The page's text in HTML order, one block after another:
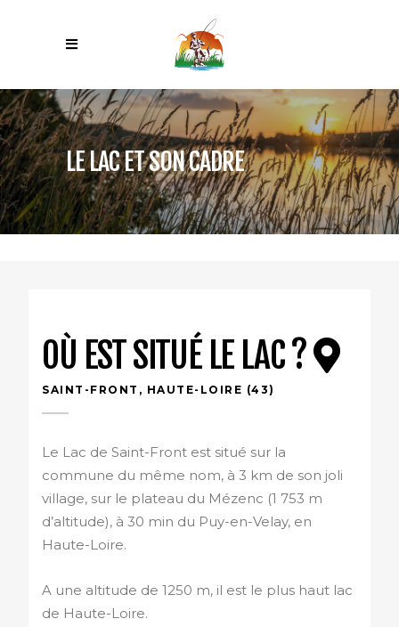
LE LAC ET SON CADRE
OÙ EST SITUÉ LE LAC ?
SAINT-FRONT, HAUTE-LOIRE (43)
Le Lac de Saint-Front est situé sur la
commune du même nom, à 3 km de son joli
village, sur le plateau du Mézenc (1 753 m
d’altitude), à 30 min du Puy-en-Velay, en
Haute-Loire.
A une altitude de 1250 m, il est le plus haut lac
de Haute-Loire.